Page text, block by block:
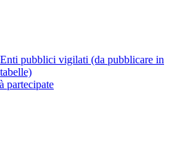
Enti pubblici vigilati (da pubblicare in
tabelle)
partecipate